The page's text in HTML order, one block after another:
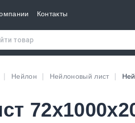
Контакты
Нейлон Нейлоновый лист